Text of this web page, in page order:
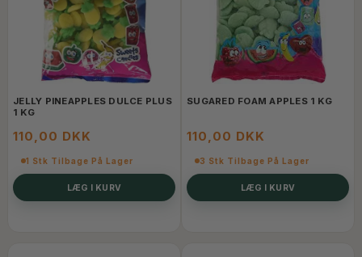
JELLY PINEAPPLES DULCE PLUS
1 KG
110,00 DKK
1 Stk Tilbage På Lager
LÆG I KURV
SUGARED FOAM APPLES 1 KG
110,00 DKK
3 Stk Tilbage På Lager
LÆG I KURV